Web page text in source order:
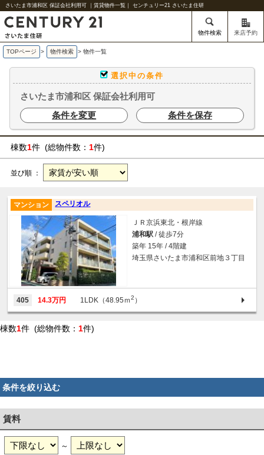
さいたま市浦和区 保証会社利用可 ｜賃貸物件一覧｜ センチュリー21 さいたま住研
物件検索 来店予約
TOPページ > 物件検索 > 物件一覧
選択中の条件
さいたま市浦和区 保証会社利用可
条件を変更
条件を保存
棟数1件 (総物件数： 1件)
並び順 ：
スペリオル
マンション
ＪＲ京浜東北・根岸線
浦和駅 / 徒歩7分
築年 15年 / 4階建
埼玉県さいたま市浦和区前地３丁目
405 14.3万円 1LDK（48.95ｍ2 ）
棟数1件 (総物件数： 1件)
条件を絞り込む
賃料
～